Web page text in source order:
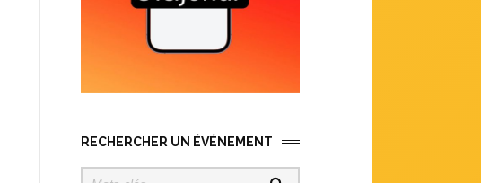
RECHERCHER UN ÉVÉNEMENT